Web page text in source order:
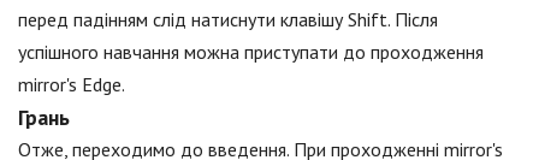
перед падінням слід натиснути клавішу Shift. Після
успішного навчання можна приступати до проходження
mirror's Edge.
Грань
Отже, переходимо до введення. При проходженні mirror's